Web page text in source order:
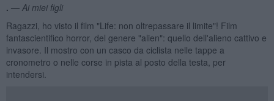
. — Ai miei figli
Ragazzi, ho visto il film "Life: non oltrepassare il limite"! Film
fantascientifico horror, del genere "alien": quello dell'alieno cattivo e
invasore. Il mostro con un casco da ciclista nelle tappe a
cronometro o nelle corse in pista al posto della testa, per
intendersi.